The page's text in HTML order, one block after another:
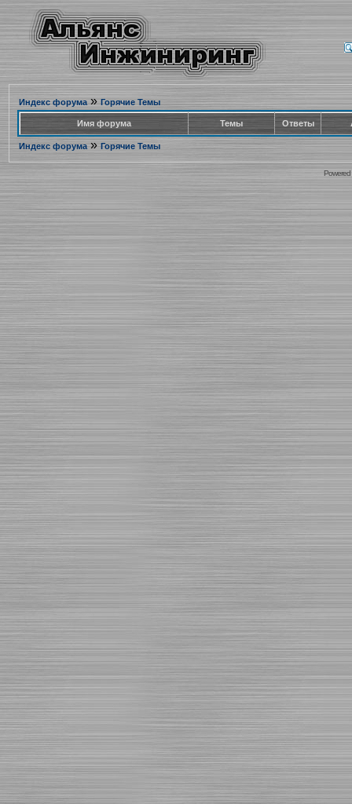
Индекс форума» Горячие Темы
Имя форума Темы Ответы
Индекс форума» Горячие Темы